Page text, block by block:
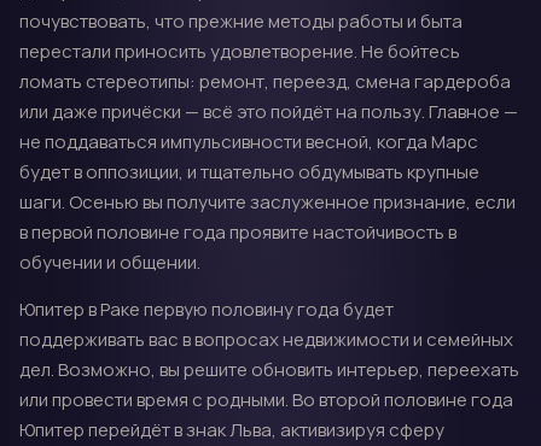
почувствовать, что прежние методы работы и быта
перестали приносить удовлетворение. Не бойтесь
ломать стереотипы: ремонт, переезд, смена гардероба
или даже причёски — всё это пойдёт на пользу. Главное —
не поддаваться импульсивности весной, когда Марс
будет в оппозиции, и тщательно обдумывать крупные
шаги. Осенью вы получите заслуженное признание, если
в первой половине года проявите настойчивость в
обучении и общении.
Юпитер в Раке первую половину года будет
поддерживать вас в вопросах недвижимости и семейных
дел. Возможно, вы решите обновить интерьер, переехать
или провести время с родными. Во второй половине года
Юпитер перейдёт в знак Льва, активизируя сферу